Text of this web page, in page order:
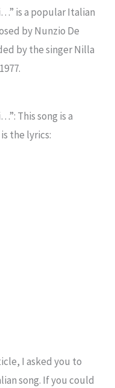
is a popular Italian
by Nunzio De
by the singer Nilla
This song is a
the lyrics:
I asked you to
song. If you could